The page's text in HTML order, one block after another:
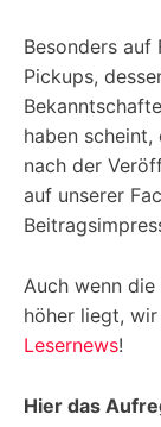
Besonders auf
Pickups,
haben scheint,
nach der
auf unserer
Auch wenn
höher liegt,
Lesernews!
Hier das